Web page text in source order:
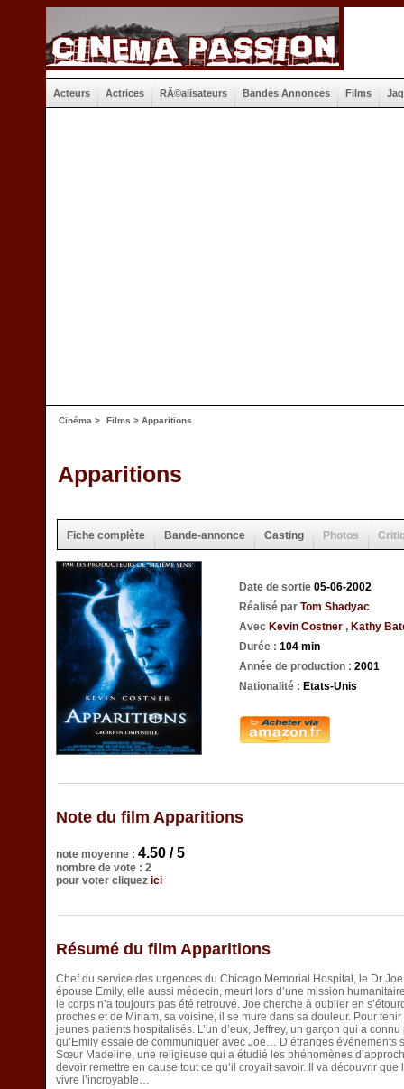
Acteurs Actrices RÃ©alisateurs Bandes Annonces Films
Cinéma > Films > Apparitions
Apparitions
Fiche complète Bande-annonce Casting Photos
Date de sortie 05-06-2002
Réalisé par Tom Shadyac
Avec Kevin Costner , Kathy
Durée : 104 min
Année de production : 2001
Nationalité : Etats-Unis
Note du film Apparitions
note moyenne : 4.50 / 5
nombre de vote : 2
pour voter cliquez ici
Résumé du film Apparitions
Chef du service des urgences du Chicago Memorial Hospital, le Dr
épouse Emily, elle aussi médecin, meurt lors d’une mission
le corps n’a toujours pas été retrouvé. Joe cherche à oublier en
proches et de Miriam, sa voisine, il se mure dans sa douleur. Pour
jeunes patients hospitalisés. L’un d’eux, Jeffrey, un garçon qui a
qu’Emily essaie de communiquer avec Joe… D’étranges événements
Sœur Madeline, une religieuse qui a étudié les phénomènes
devoir remettre en cause tout ce qu’il croyait savoir. Il va découvrir que
vivre l’incroyable…